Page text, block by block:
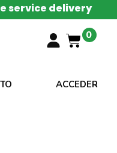
service delivery
0
ACCEDER